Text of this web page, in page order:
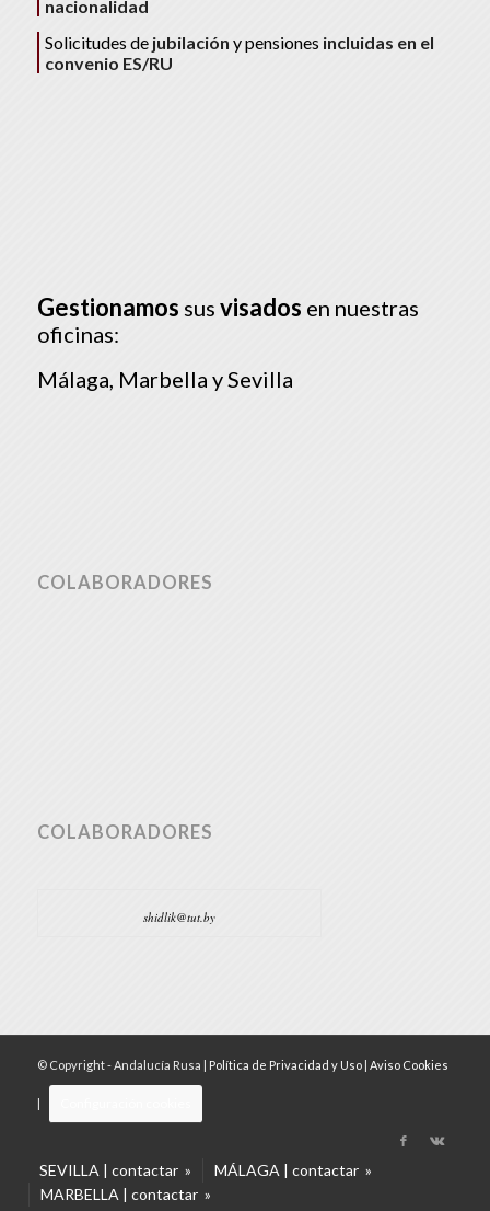
nacionalidad
Solicitudes de jubilación y pensiones incluidas en el
convenio ES/RU
Gestionamos sus visados en nuestras
oficinas:
Málaga, Marbella y Sevilla
COLABORADORES
COLABORADORES
shidlik@tut.by
© Copyright - Andalucía Rusa | Política de Privacidad y Uso| Aviso Cookies
|
SEVILLA | contactar »
MÁLAGA | contactar »
MARBELLA | contactar »